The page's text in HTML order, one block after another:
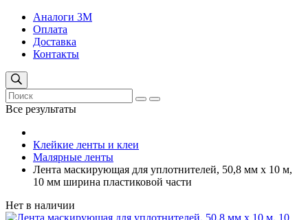
Аналоги 3М
Оплата
Доставка
Контакты
Все результаты
Клейкие ленты и клеи
Малярные ленты
Лента маскирующая для уплотнителей, 50,8 мм х 10 м,
10 мм ширина пластиковой части
Нет в наличии